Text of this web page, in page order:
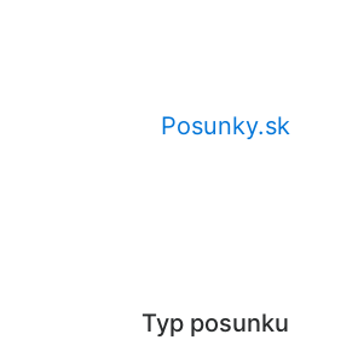
Posunky.sk
Typ posunku